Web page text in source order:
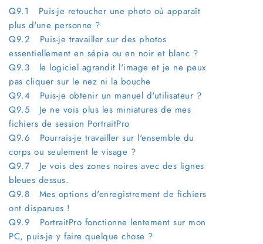
Q9.1 Puis-je retoucher une photo où apparaît
plus d'une personne ?
Q9.2 Puis-je travailler sur des photos
essentiellement en sépia ou en noir et blanc ?
Q9.3 le logiciel agrandit l'image et je ne peux
pas cliquer sur le nez ni la bouche
Q9.4 Puis-je obtenir un manuel d'utilisateur ?
Q9.5 Je ne vois plus les miniatures de mes
fichiers de session PortraitPro
Q9.6 Pourrais-je travailler sur l'ensemble du
corps ou seulement le visage ?
Q9.7 Je vois des zones noires avec des lignes
bleues dessus.
Q9.8 Mes options d'enregistrement de fichiers
ont disparues !
Q9.9 PortraitPro fonctionne lentement sur mon
PC, puis-je y faire quelque chose ?